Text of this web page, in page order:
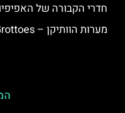
חדרי הקבורה של
מערות הוותיקן – Vatican Grottoes